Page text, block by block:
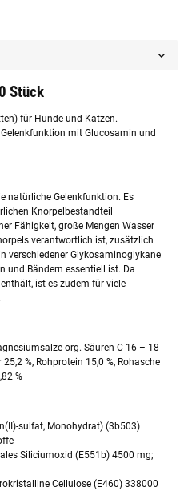
Stück
für Hunde und Katzen.
mit Glucosamin und
natürliche Gelenkfunktion. Es
Knorpelbestandteil
Fähigkeit, große Mengen Wasser
verantwortlich ist, zusätzlich
verschiedener Glykosaminoglykane
und Bändern essentiell ist. Da
ist es zudem für viele
org. Säuren C 16 – 18
%, Rohprotein 15,0 %, Rohasche
%
sulfat, Monohydrat) (3b503)
Siliciumoxid (E551b) 4500 mg;
Cellulose (E460) 338000